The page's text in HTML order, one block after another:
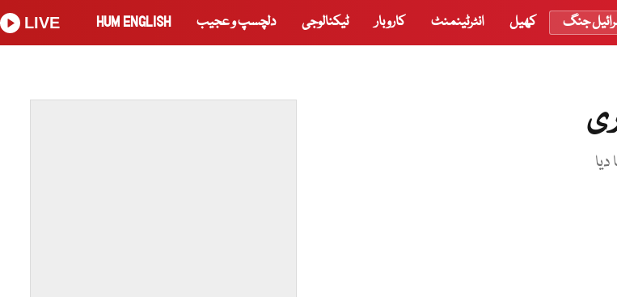
جنگ کھیل انٹرٹینمنٹ کاروبار ٹیکنالوجی دلچسپ و عجیب HUM ENGLISH
LIVE